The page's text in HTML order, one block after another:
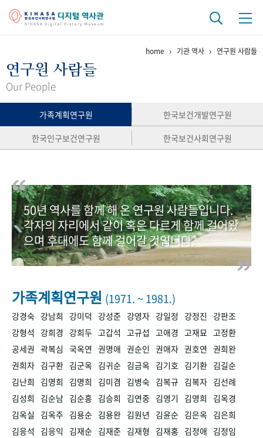
걸어온 길 기관 변천사
연구 역사
정책과 연구 키워드로 보는 연구 역사
연구자들
간행물 변천사
기록물 아카이브
사진 아카이브 문서 기록물 행정박물 영상 기록물
50+1주년 기념
+1
VR 역사관
home 기관 역사 연구원 사람들
연구원 사람들
Our People
가족계획연구원
한국보건개발연구원
한국인구보건연구원
한국보건사회연구원
50년 역사를 함께 해 온 연구원 사람들입니다.
각자의 자리에서 같이 혹은 다르게 함께 걸어왔
으며 후대에도 함께 걸어갈 것입니다.
가족계획연구원 (1971. ~ 1981.)
강경숙 강남희 강미덕 강성준 강영자 강일정 강정진
강판조
강형석
강희경 강희두 고갑석 고규섭 고애경 고재묘 고정환
공세권 곽복심 국옥연 권명애 권순인 권애자 권호연 권희완
권희자 김구환 김군옥 김귀순 김금옥 김기호 김기환 김길순
김난희
김명희 김명희 김미겸 김병숙 김복규 김복자 김선례
김성희
김순남 김순흥 김승희 김연중 김영기 김영희
김옥경
김옥실
김옥주 김용순 김용완 김원년 김윤순 김은옥 김은희
김응석
김응익 김재순 김재준 김재형 김재홍 김정애 김정임